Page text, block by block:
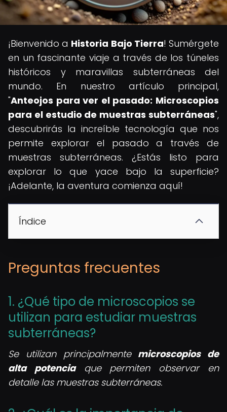
¡Bienvenido a Historia Bajo Tierra! Sumérgete
en un fascinante viaje a través de los túneles
históricos y maravillas subterráneas del
mundo. En nuestro artículo principal,
"Anteojos para ver el pasado: Microscopios
para el estudio de muestras subterráneas",
descubrirás la increíble tecnología que nos
permite explorar el pasado a través de
muestras subterráneas. ¿Estás listo para
explorar lo que yace bajo la superficie?
¡Adelante, la aventura comienza aquí!
Índice
Preguntas frecuentes
1. ¿Qué tipo de microscopios se
utilizan para estudiar muestras
subterráneas?
Se utilizan principalmente microscopios de
alta potenciaque permiten observar en
detalle las muestras subterráneas.